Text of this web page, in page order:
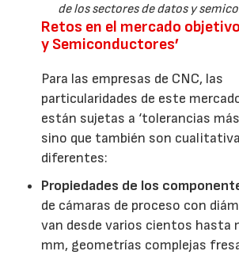
de los sectores de datos y
Retos en el mercado
y Semiconductores’
Para las empresas de CNC, las
particularidades de este
están sujetas a ‘tolerancias
sino que también son
diferentes:
Propiedades de los
de cámaras de proceso con
van desde varios cientos hasta
mm, geometrías complejas